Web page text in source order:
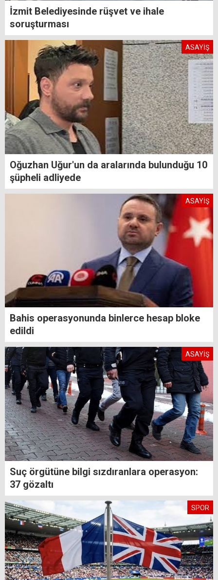
İzmit Belediyesinde rüşvet ve ihale
soruşturması
ASAYİŞ
Oğuzhan Uğur'un da aralarında bulunduğu 10
şüpheli adliyede
ASAYİŞ
Bahis operasyonunda binlerce hesap bloke
edildi
ASAYİŞ
Suç örgütüne bilgi sızdıranlara operasyon:
37 gözaltı
SPOR